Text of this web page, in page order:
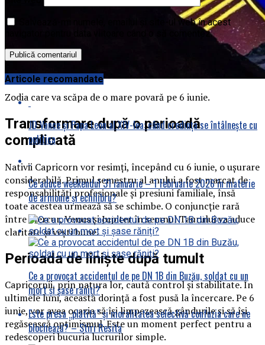
Zodia care va scăpa de o mare povară pe 6 iunie.
Transformare după o perioadă
complicată
Nativii Capricorn vor resimți, începând cu 6 iunie, o ușurare
considerabilă. Primul semestru al anului a fost marcat de
responsabilități profesionale și presiuni familiale, însă
toate acestea urmează să se schimbe. O conjuncție rară
între Mercur, Venus și Jupiter în semnul Taurului va aduce
claritate și vești bune.
Perioada de liniște după tumult
Capricornii, prin natura lor, caută control și stabilitate. În
ultimele luni, această dorință a fost pusă la încercare. Pe 6
iunie, vor avea ocazia să își limpezească gândurile și să își
regăsească optimismul. Este un moment perfect pentru a
redescoperi bucuria lucrurilor simple.
Salvează-mi numele, emailul și site-ul web în acest
navigator pentru data viitoare când o să comentez.
Articole recomandate
JD Vance și Papa Leon al XIV-lea: când credința se întâlnește cu
politica
Ce aduce weekendul 31 ianuarie – 1 februarie 2026 în materie
de armonie și echilibru?
Ce a provocat accidentul de pe DN 1B din Buzău, soldat cu un
mort și șase răniți?
Este presa „plătită” și moralitatea selectivă confuzia care ne
blochează? – Stiri Resita